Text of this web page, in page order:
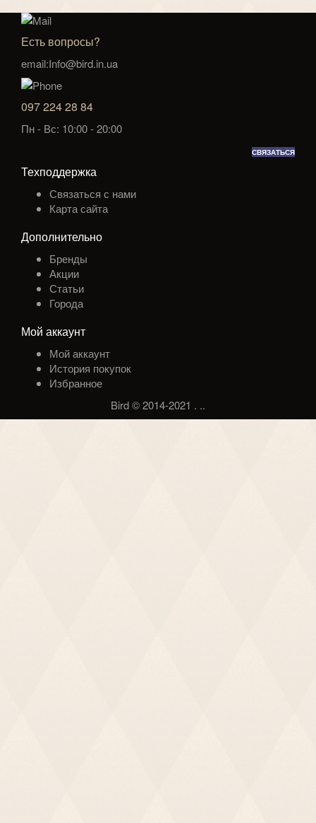
Есть вопросы?
email:Info@bird.in.ua
097 224 28 84
Пн - Вс: 10:00 - 20:00
СВЯЗАТЬСЯ
Техподдержка
Связаться с нами
Карта сайта
Дополнительно
Бренды
Акции
Статьи
Города
Мой аккаунт
Мой аккаунт
История покупок
Избранное
Bird © 2014-2021 . ..